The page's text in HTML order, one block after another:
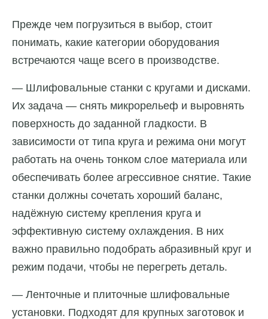
Прежде чем погрузиться в выбор, стоит
понимать, какие категории оборудования
встречаются чаще всего в производстве.
— Шлифовальные станки с кругами и дисками.
Их задача — снять микрорельеф и выровнять
поверхность до заданной гладкости. В
зависимости от типа круга и режима они могут
работать на очень тонком слое материала или
обеспечивать более агрессивное снятие. Такие
станки должны сочетать хороший баланс,
надёжную систему крепления круга и
эффективную систему охлаждения. В них
важно правильно подобрать абразивный круг и
режим подачи, чтобы не перегреть деталь.
— Ленточные и плиточные шлифовальные
установки. Подходят для крупных заготовок и